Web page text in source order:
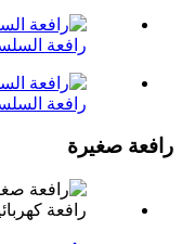
رافعة
رافعة
رافعة صغيرة